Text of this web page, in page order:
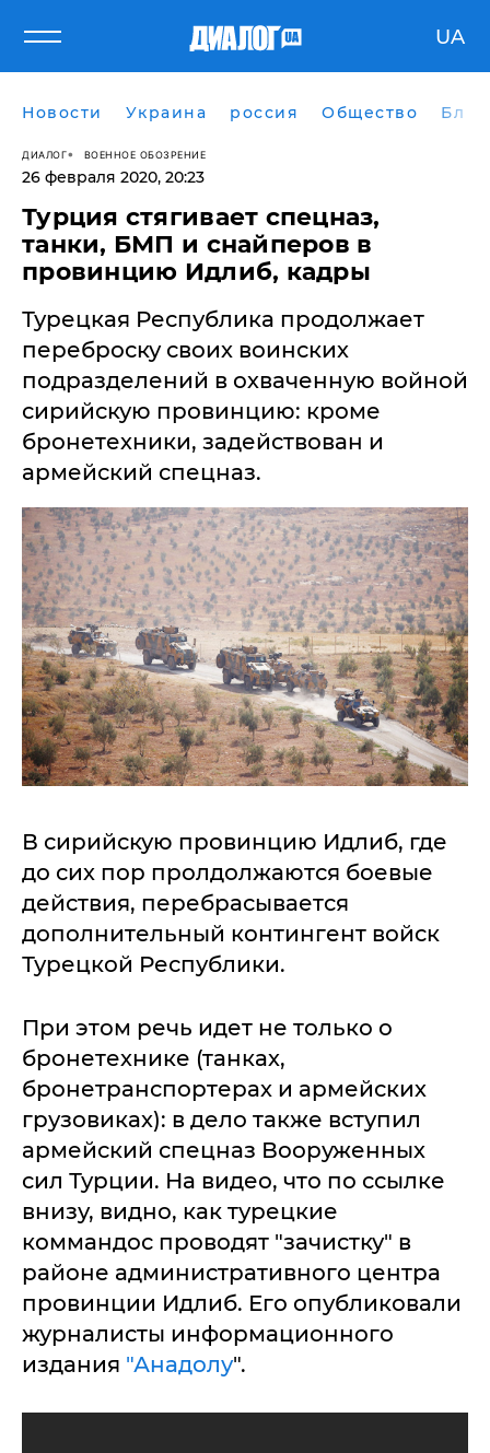
UA
Новости Украина россия Общество
ДИАЛОГ ВОЕННОЕ ОБОЗРЕНИЕ
26 февраля 2020, 20:23
Турция стягивает спецназ,
танки, БМП и снайперов в
провинцию Идлиб, кадры
Турецкая Республика продолжает
переброску своих воинских
подразделений в охваченную войной
сирийскую провинцию: кроме
бронетехники, задействован и
армейский спецназ.
В сирийскую провинцию Идлиб, где
до сих пор пролдолжаются боевые
действия, перебрасывается
дополнительный контингент войск
Турецкой Республики.
При этом речь идет не только о
бронетехнике (танках,
бронетранспортерах и армейских
грузовиках): в дело также вступил
армейский спецназ Вооруженных
сил Турции. На видео, что по ссылке
внизу, видно, как турецкие
коммандос проводят "зачистку" в
районе административного центра
провинции Идлиб. Его опубликовали
журналисты информационного
издания "Анадолу".